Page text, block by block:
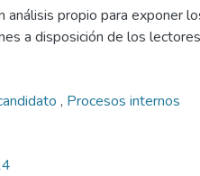
análisis propio para exponer
a disposición de los
, Procesos internos